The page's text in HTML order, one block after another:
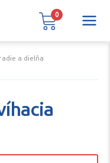
a dielňa
0